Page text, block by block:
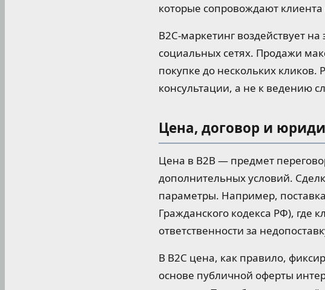
которые сопровождают клиента
B2C-маркетинг воздействует
социальных сетях. Продажи
покупке до нескольких кликов.
консультации, а не к ведению
Цена, договор и
Цена в B2B — предмет
дополнительных условий.
параметры. Например,
Гражданского кодекса РФ), где
ответственности за
В B2C цена, как правило,
основе публичной оферты